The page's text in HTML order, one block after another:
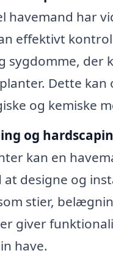
havemand har
effektivt
sygdomme, der
Dette kan
og kemiske
og
kan en
designe og
stier,
giver
have.